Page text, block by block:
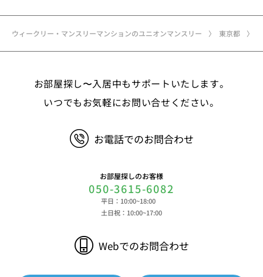
ウィークリー・マンスリーマンションのユニオンマンスリー 東京都
お部屋探し〜入居中もサポートいたします。
いつでもお気軽にお問い合せください。
お電話でのお問合わせ
お部屋探しのお客様
050-3615-6082
平日：10:00~18:00
土日祝：10:00~17:00
Webでのお問合わせ